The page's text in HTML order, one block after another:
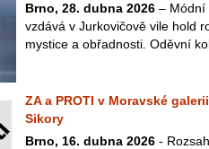
Brno, 28. dubna 2026 – Módní
vzdává v Jurkovičově vile hold
mystice a obřadnosti. Oděvní
ZA a PROTI v Moravské
Sikory
Brno, 16. dubna 2026 -